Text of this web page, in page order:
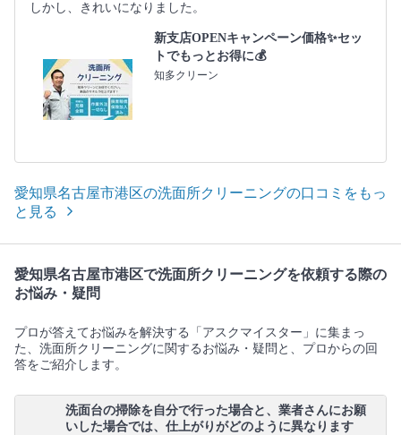
しかし、きれいになりました。
新支店OPENキャンペーン価格✨セッ
トでもっとお得に💰
知多クリーン
愛知県名古屋市港区の洗面所クリーニングの口コミをもっ
と見る
愛知県名古屋市港区で洗面所クリーニングを依頼する際の
お悩み・疑問
プロが答えてお悩みを解決する「アスクマイスター」に集まっ
た、洗面所クリーニングに関するお悩み・疑問と、プロからの回
答をご紹介します。
洗面台の掃除を自分で行った場合と、業者さんにお願
いした場合では、仕上がりがどのように異なります